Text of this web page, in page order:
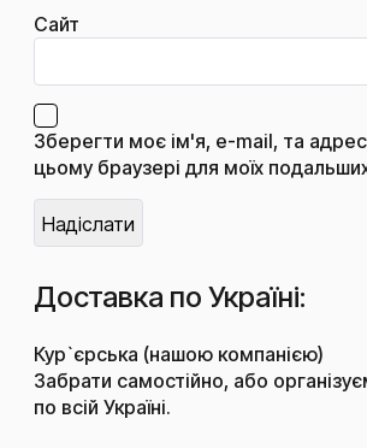
Сайт
Зберегти моє ім'я, e-mail, та
цьому браузері для моїх
Доставка по Україні:
Кур`єрська (нашою компанією)
Забрати самостійно, або
по всій Україні.